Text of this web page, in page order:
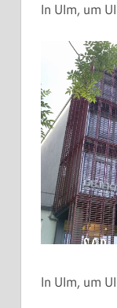
In Ulm, um
In Ulm, um